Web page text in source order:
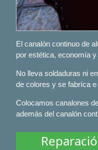
El canalón continuo de
por estética, economía
No lleva soldaduras ni
de colores y se fabríca
Colocamos canalones
además del canalón